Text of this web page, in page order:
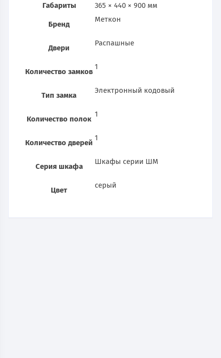
Габариты
365 × 440 × 900 мм
Бренд
Меткон
Двери
Распашные
Количество замков
1
Тип замка
Электронный кодовый
Количество полок
1
Количество дверей
1
Серия шкафа
Шкафы серии ШМ
Цвет
серый